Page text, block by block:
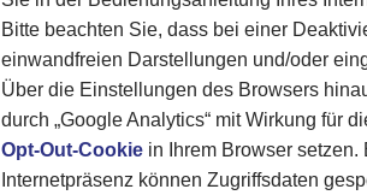
Bitte beachten Sie, dass bei einer
einwandfreien Darstellungen und/oder
Über die Einstellungen des Browsers
durch „Google Analytics“ mit Wirkung für
Opt-Out-Cookie in Ihrem Browser
Internetpräsenz können Zugriffsdaten